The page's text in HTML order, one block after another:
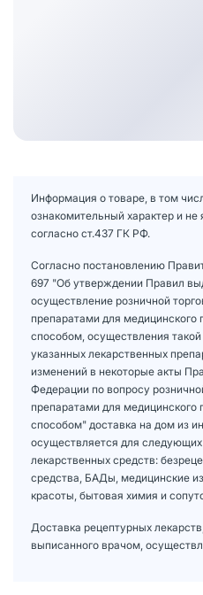
Информация о товаре, в том
ознакомительный характер и
согласно ст.437 ГК РФ.
Согласно постановлению
697 "Об утверждении Правил
осуществление розничной
препаратами для
способом, осуществления такой
указанных лекарственных
изменений в некоторые акты
Федерации по вопросу
препаратами для
способом" доставка на дом из
осуществляется для следующих
лекарственных средств:
средства, БАДы, медицинские
красоты, бытовая химия и
Доставка рецептурных
выписанного врачом,